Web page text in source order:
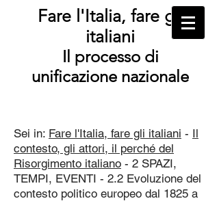
Fare l'Italia, fare gli
italiani
Il processo di
unificazione nazionale
Sei in: Fare l'Italia, fare gli italiani - Il
contesto, gli attori, il perché del
Risorgimento italiano - 2 SPAZI,
TEMPI, EVENTI - 2.2 Evoluzione del
contesto politico europeo dal 1825 a